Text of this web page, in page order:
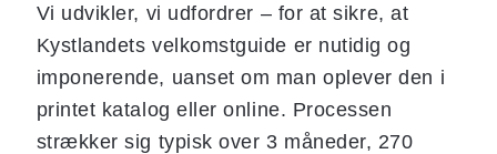
Vi udvikler, vi udfordrer – for at sikre, at
Kystlandets velkomstguide er nutidig og
imponerende, uanset om man oplever den i
printet katalog eller online. Processen
strækker sig typisk over 3 måneder, 270